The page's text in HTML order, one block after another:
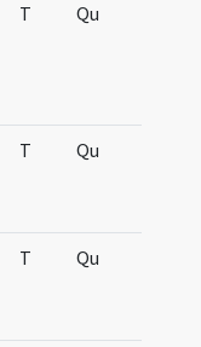
T Qu
T Qu
T Qu